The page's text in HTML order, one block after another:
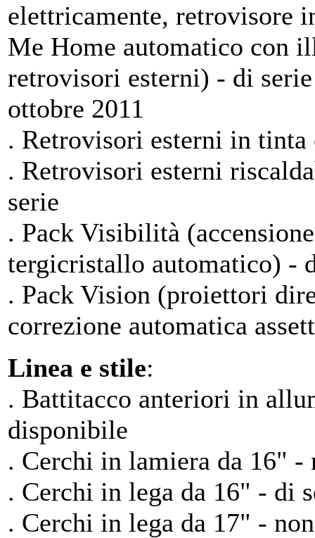
elettricamente, retrovisore
Me Home automatico con
retrovisori esterni) - di
ottobre 2011
. Retrovisori esterni in tinta
. Retrovisori esterni
serie
. Pack Visibilità
tergicristallo automatico) -
. Pack Vision (proiettori
correzione automatica
Linea e stile:
. Battitacco anteriori in
disponibile
. Cerchi in lamiera da 16" -
. Cerchi in lega da 16" - di
. Cerchi in lega da 17" -